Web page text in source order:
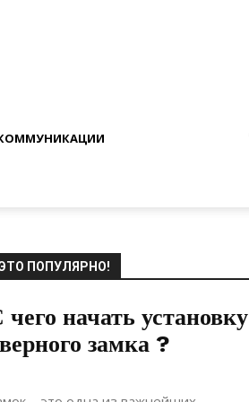
ПОПУЛЯРНО!
чего начать установку
замка ?
07.12.2019